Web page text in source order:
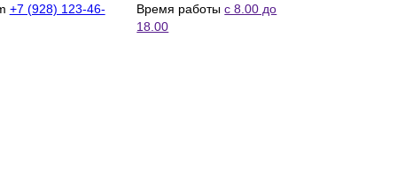
+7 (928) 123-46-
Время работы с 8.00 до
18.00